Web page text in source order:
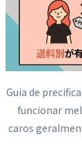
Guia de
funcionar
caros